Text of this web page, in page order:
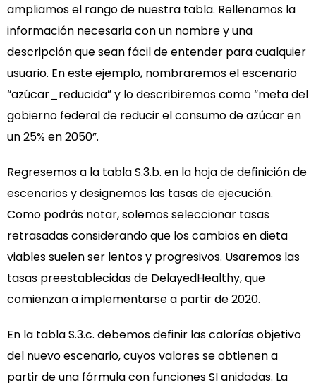
ampliamos el rango de nuestra tabla. Rellenamos la
información necesaria con un nombre y una
descripción que sean fácil de entender para cualquier
usuario. En este ejemplo, nombraremos el escenario
“azúcar_reducida” y lo describiremos como “meta del
gobierno federal de reducir el consumo de azúcar en
un 25% en 2050”.
Regresemos a la tabla S.3.b. en la hoja de definición de
escenarios y designemos las tasas de ejecución.
Como podrás notar, solemos seleccionar tasas
retrasadas considerando que los cambios en dieta
viables suelen ser lentos y progresivos. Usaremos las
tasas preestablecidas de DelayedHealthy, que
comienzan a implementarse a partir de 2020.
En la tabla S.3.c. debemos definir las calorías objetivo
del nuevo escenario, cuyos valores se obtienen a
partir de una fórmula con funciones SI anidadas. La